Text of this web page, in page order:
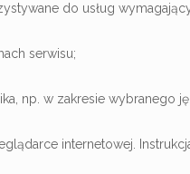
do usług
serwisu;
np. w zakresie wybranego
internetowej.